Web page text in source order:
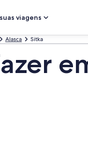
viagens
Alasca Sitka